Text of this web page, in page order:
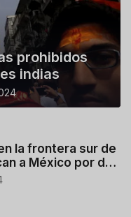
prohibidos
indias
la frontera sur de
a México por dar
migrantes